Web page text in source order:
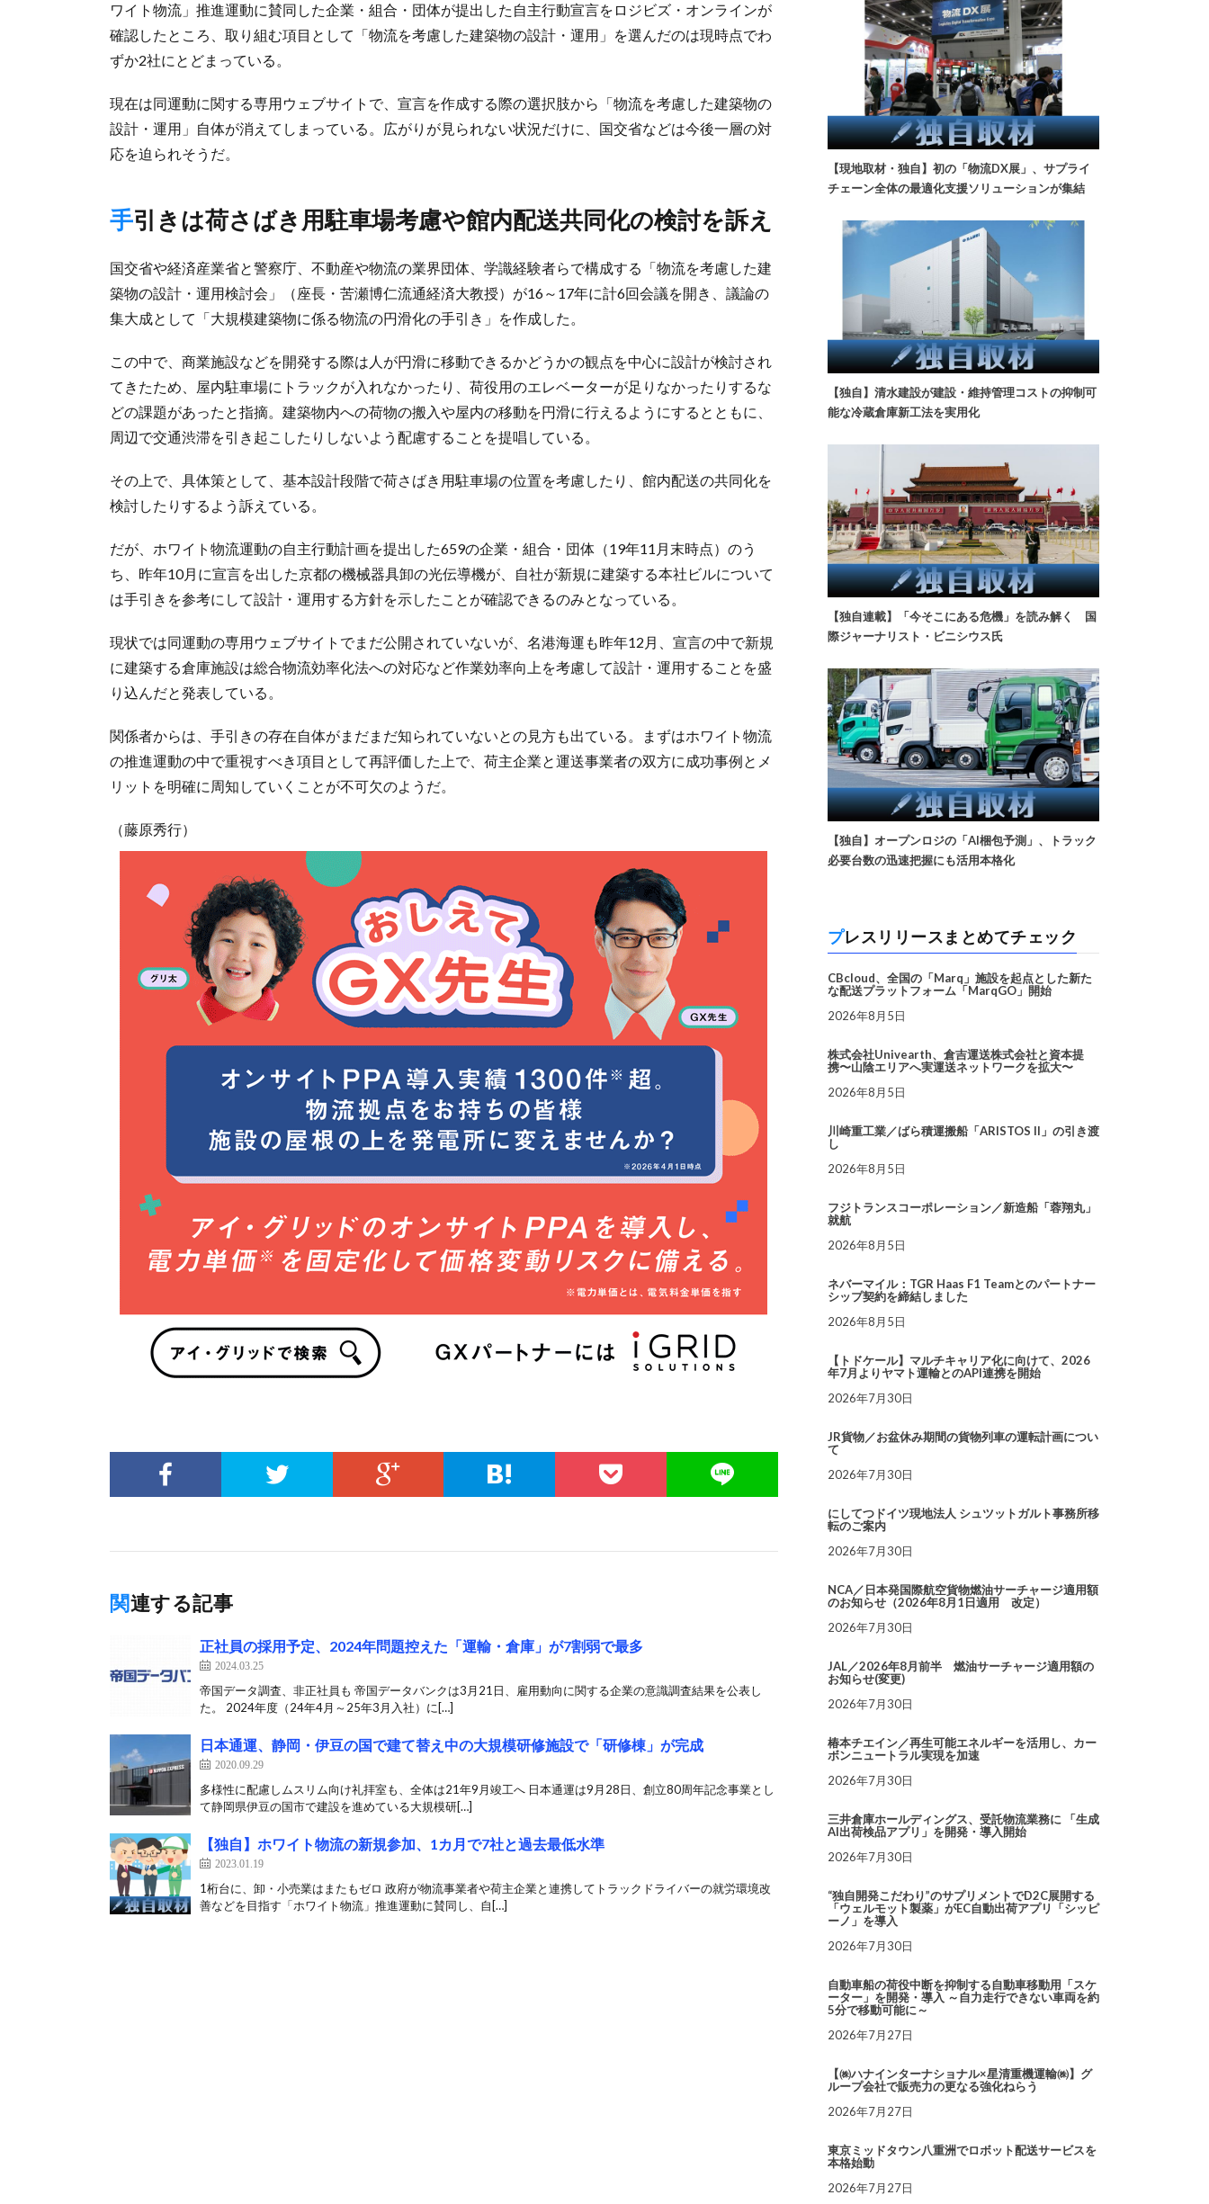
ワイト物流」推進運動に賛同した企業・組合・団体が提出した自主行動宣言をロジビズ・オンラインが
確認したところ、取り組む項目として「物流を考慮した建築物の設計・運用」を選んだのは現時点でわ
ずか2社にとどまっている。
現在は同運動に関する専用ウェブサイトで、宣言を作成する際の選択肢から「物流を考慮した建築物の
設計・運用」自体が消えてしまっている。広がりが見られない状況だけに、国交省などは今後一層の対
応を迫られそうだ。
手引きは荷さばき用駐車場考慮や館内配送共同化の検討を訴え
国交省や経済産業省と警察庁、不動産や物流の業界団体、学識経験者らで構成する「物流を考慮した建
築物の設計・運用検討会」（座長・苦瀬博仁流通経済大教授）が16～17年に計6回会議を開き、議論の
集大成として「大規模建築物に係る物流の円滑化の手引き」を作成した。
この中で、商業施設などを開発する際は人が円滑に移動できるかどうかの観点を中心に設計が検討され
てきたため、屋内駐車場にトラックが入れなかったり、荷役用のエレベーターが足りなかったりするな
どの課題があったと指摘。建築物内への荷物の搬入や屋内の移動を円滑に行えるようにするとともに、
周辺で交通渋滞を引き起こしたりしないよう配慮することを提唱している。
その上で、具体策として、基本設計段階で荷さばき用駐車場の位置を考慮したり、館内配送の共同化を
検討したりするよう訴えている。
だが、ホワイト物流運動の自主行動計画を提出した659の企業・組合・団体（19年11月末時点）のう
ち、昨年10月に宣言を出した京都の機械器具卸の光伝導機が、自社が新規に建築する本社ビルについて
は手引きを参考にして設計・運用する方針を示したことが確認できるのみとなっている。
現状では同運動の専用ウェブサイトでまだ公開されていないが、名港海運も昨年12月、宣言の中で新規
に建築する倉庫施設は総合物流効率化法への対応など作業効率向上を考慮して設計・運用することを盛
り込んだと発表している。
関係者からは、手引きの存在自体がまだまだ知られていないとの見方も出ている。まずはホワイト物流
の推進運動の中で重視すべき項目として再評価した上で、荷主企業と運送事業者の双方に成功事例とメ
リットを明確に周知していくことが不可欠のようだ。
（藤原秀行）
関連する記事
正社員の採用予定、2024年問題控えた「運輸・倉庫」が7割弱で最多
2024.03.25
帝国データ調査、非正社員も 帝国データバンクは3月21日、雇用動向に関する企業の意識調査結果を公表し
た。 2024年度（24年4月～25年3月入社）に[…]
日本通運、静岡・伊豆の国で建て替え中の大規模研修施設で「研修棟」が完成
2020.09.29
多様性に配慮しムスリム向け礼拝室も、全体は21年9月竣工へ 日本通運は9月28日、創立80周年記念事業とし
て静岡県伊豆の国市で建設を進めている大規模研[…]
【独自】ホワイト物流の新規参加、1カ月で7社と過去最低水準
2023.01.19
1桁台に、卸・小売業はまたもゼロ 政府が物流事業者や荷主企業と連携してトラックドライバーの就労環境改
善などを目指す「ホワイト物流」推進運動に賛同し、自[…]
【現地取材・独自】初の「物流DX展」、サプライ
チェーン全体の最適化支援ソリューションが集結
【独自】清水建設が建設・維持管理コストの抑制可
能な冷蔵倉庫新工法を実用化
【独自連載】「今そこにある危機」を読み解く 国
際ジャーナリスト・ビニシウス氏
【独自】オープンロジの「AI梱包予測」、トラック
必要台数の迅速把握にも活用本格化
プレスリリースまとめてチェック
CBcloud、全国の「Marq」施設を起点とした新た
な配送プラットフォーム「MarqGO」開始
2026年8月5日
株式会社Univearth、倉吉運送株式会社と資本提
携〜山陰エリアへ実運送ネットワークを拡大〜
2026年8月5日
川崎重工業／ばら積運搬船「ARISTOS II」の引き渡
し
2026年8月5日
フジトランスコーポレーション／新造船「蓉翔丸」
就航
2026年8月5日
ネバーマイル：TGR Haas F1 Teamとのパートナー
シップ契約を締結しました
2026年8月5日
【トドケール】マルチキャリア化に向けて、2026
年7月よりヤマト運輸とのAPI連携を開始
2026年7月30日
JR貨物／お盆休み期間の貨物列車の運転計画につい
て
2026年7月30日
にしてつドイツ現地法人 シュツットガルト事務所移
転のご案内
2026年7月30日
NCA／日本発国際航空貨物燃油サーチャージ適用額
のお知らせ（2026年8月1日適用 改定）
2026年7月30日
JAL／2026年8月前半 燃油サーチャージ適用額の
お知らせ(変更)
2026年7月30日
椿本チエイン／再生可能エネルギーを活用し、カー
ボンニュートラル実現を加速
2026年7月30日
三井倉庫ホールディングス、受託物流業務に 「生成
AI出荷検品アプリ」を開発・導入開始
2026年7月30日
“独自開発こだわり”のサプリメントでD2C展開する
「ウェルモット製薬」がEC自動出荷アプリ「シッピ
ーノ」を導入
2026年7月30日
自動車船の荷役中断を抑制する自動車移動用「スケ
ーター」を開発・導入 ～自力走行できない車両を約
5分で移動可能に～
2026年7月27日
【㈱ハナインターナショナル×星清重機運輸㈱】グ
ループ会社で販売力の更なる強化ねらう
2026年7月27日
東京ミッドタウン八重洲でロボット配送サービスを
本格始動
2026年7月27日